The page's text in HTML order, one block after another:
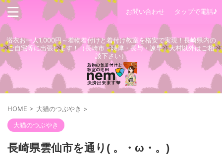
お問い合わせ タップで電話♪
浴衣お一人1,000円～着物着付けと着付け教室を格安で実現！長崎県内の
ご自宅等に出張します！（長崎市・時津・長与・諫早・大村以外はご相
談下さい）
HOME > 大猫のつぶやき >
大猫のつぶやき
長崎県雲仙市を通り( 。・ω・。)